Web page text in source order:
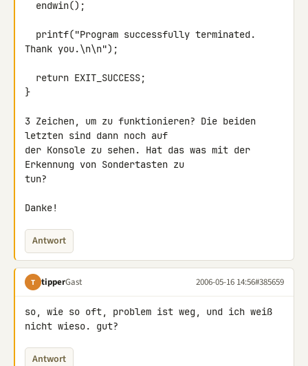
Thank you.\n\n");
}
3 Zeichen, um zu funktionieren? Die beiden
letzten sind dann noch auf
der Konsole zu sehen. Hat das was mit der
Erkennung von Sondertasten zu
tun?
Danke!
Antwort
T tipperGast 2006-05-16 14:56#385659
so, wie so oft, problem ist weg, und ich weiß
nicht wieso. gut?
Antwort